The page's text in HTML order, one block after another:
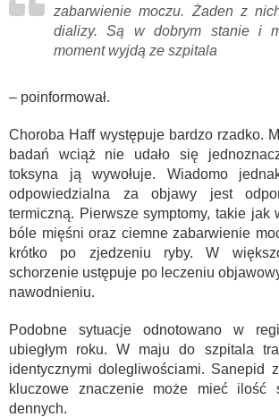
zabarwienie moczu. Żaden z
dializy. Są w dobrym stanie i
moment wyjdą ze szpitala
– poinformował.
Choroba Haff występuje bardzo rzadko.
badań wciąż nie udało się
toksyna ją wywołuje. Wiadomo
odpowiedzialna za objawy jest
termiczną. Pierwsze symptomy, takie jak
bóle mięśni oraz ciemne zabarwienie
krótko po zjedzeniu ryby. W
schorzenie ustępuje po leczeniu
nawodnieniu.
Podobne sytuacje odnotowano w
ubiegłym roku. W maju do szpitala
identycznymi dolegliwościami. Sanepid
kluczowe znaczenie może mieć ilość
dennych.